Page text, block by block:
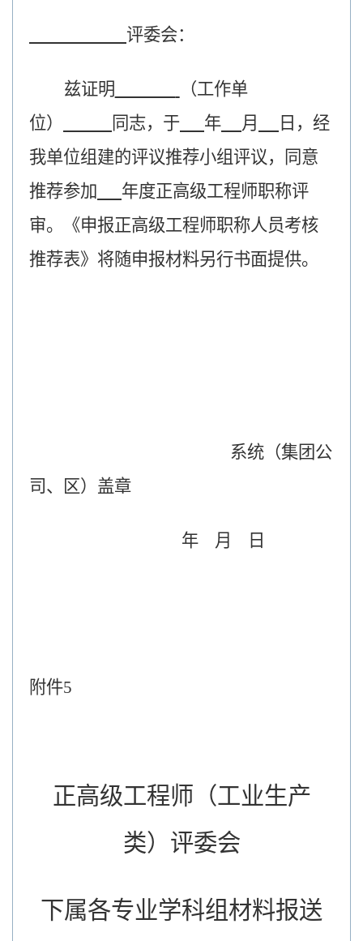
评委会：
兹证明
（工作单
位）
同志，于 年 月
日，经
我单位组建的评议推荐小组评议，同意
推荐参加
年度正高级工程师职称评
审。《申报正高级工程师职称人员考核
推荐表》将随申报材料另行书面提供。
系统（集团公
司、区）盖章
年 月 日
附件5
正高级工程师（工业生产
类）评委会
下属各专业学科组材料报送